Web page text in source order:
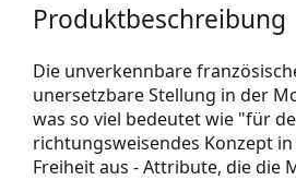
Produktbeschreibung
Die unverkennbare
unersetzbare Stellung in der
was so viel bedeutet wie "für
richtungsweisendes Konzept
Freiheit aus - Attribute, die die